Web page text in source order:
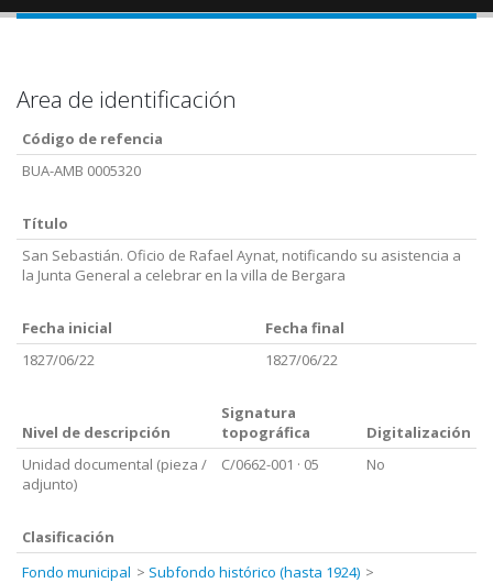
Area de identificación
Código de refencia
BUA-AMB 0005320
Título
San Sebastián. Oficio de Rafael Aynat, notificando su asistencia a
la Junta General a celebrar en la villa de Bergara
Fecha inicial
Fecha final
1827/06/22
1827/06/22
Nivel de descripción
Signatura
topográfica
Digitalización
Unidad documental (pieza /
adjunto)
C/0662-001 · 05 No
Clasificación
Fondo municipal
Subfondo histórico (hasta 1924)